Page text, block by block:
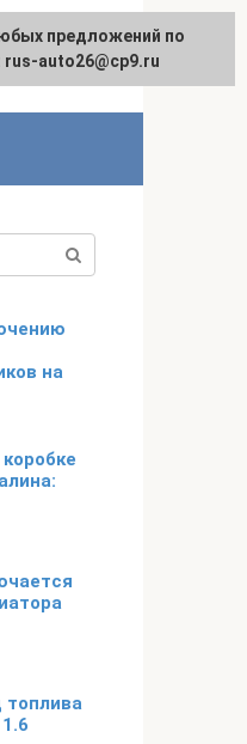
на
топлива
предложений по
rus-auto26@cp9.ru